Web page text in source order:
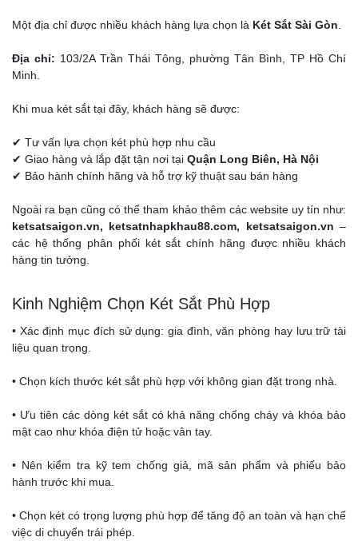
Một địa chỉ được nhiều khách hàng lựa chọn là Két Sắt Sài Gòn
Địa chỉ: 103/2A Trần Thái Tông, phường Tân Bình, TP Hồ Chí
Minh.
Khi mua két sắt tại đây, khách hàng sẽ được:
✔ Tư vấn lựa chọn két phù hợp nhu cầu
✔ Giao hàng và lắp đặt tận nơi tại Quận Long Biên, Hà Nội
✔ Bảo hành chính hãng và hỗ trợ kỹ thuật sau bán hàng
Ngoài ra bạn cũng có thể tham khảo thêm các website uy tín như:
ketsatsaigon.vn, ketsatnhapkhau88.com, ketsatsaigon.vn –
các hệ thống phân phối két sắt chính hãng được nhiều khách
hàng tin tưởng.
Kinh Nghiệm Chọn Két Sắt Phù Hợp
• Xác định mục đích sử dụng: gia đình, văn phòng hay lưu trữ tài
liệu quan trọng.
• Chọn kích thước két sắt phù hợp với không gian đặt trong nhà.
• Ưu tiên các dòng két sắt có khả năng chống cháy và khóa bảo
mật cao như khóa điện tử hoặc vân tay.
• Nên kiểm tra kỹ tem chống giả, mã sản phẩm và phiếu bảo
hành trước khi mua.
• Chọn két có trọng lượng phù hợp để tăng độ an toàn và hạn chế
việc di chuyển trái phép.